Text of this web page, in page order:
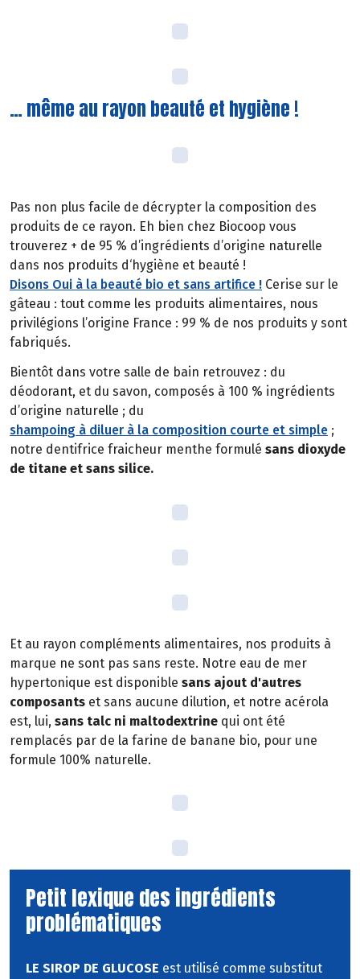
… même au rayon beauté et hygiène !
Pas non plus facile de décrypter la composition des
produits de ce rayon. Eh bien chez Biocoop vous
trouverez + de 95 % d’ingrédients d’origine naturelle
dans nos produits d‘hygiène et beauté !
Disons Oui à la beauté bio et sans artifice ! Cerise sur le
gâteau : tout comme les produits alimentaires, nous
privilégions l’origine France : 99 % de nos produits y sont
fabriqués.
Bientôt dans votre salle de bain retrouvez : du
déodorant, et du savon, composés à 100 % ingrédients
d’origine naturelle ; du
shampoing à diluer à la composition courte et simple ;
notre dentifrice fraicheur menthe formulé sans dioxyde
de titane et sans silice.
Et au rayon compléments alimentaires, nos produits à
marque ne sont pas sans reste. Notre eau de mer
hypertonique est disponible sans ajout d'autres
composants et sans aucune dilution, et notre acérola
est, lui, sans talc ni maltodextrine qui ont été
remplacés par de la farine de banane bio, pour une
formule 100% naturelle.
Petit lexique des ingrédients
problématiques
LE SIROP DE GLUCOSE est utilisé comme substitut